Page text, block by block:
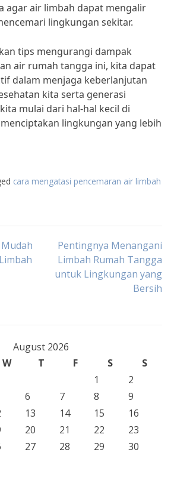
agar air limbah dapat mengalir
lingkungan sekitar.
tips mengurangi dampak
air rumah tangga ini, kita dapat
dalam menjaga keberlanjutan
kita serta generasi
mulai dari hal-hal kecil di
lingkungan yang lebih
cara mengatasi pencemaran air limbah
Pentingnya Menangani
Limbah Rumah Tangga
untuk Lingkungan yang
Bersih
August 2026
W T F S
S
1
2
6 7 8
9
13 14 15
16
20 21 22
23
27 28 29
30